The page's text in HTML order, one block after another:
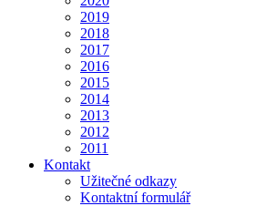
2019
2018
2017
2016
2015
2014
2013
2012
2011
Kontakt
Užitečné odkazy
Kontaktní formulář